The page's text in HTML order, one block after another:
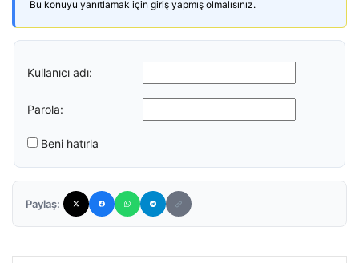
Bu konuyu yanıtlamak için giriş yapmış olmalısınız.
Kullanıcı adı:
Parola:
Beni hatırla
Paylaş: